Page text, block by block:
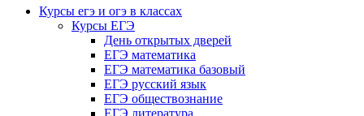
Курсы егэ и огэ в классах
Курсы ЕГЭ
День открытых дверей
ЕГЭ математика
ЕГЭ математика базовый
ЕГЭ русский язык
ЕГЭ обществознание